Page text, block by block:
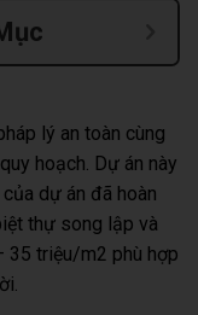
lý an toàn cùng
hoạch. Dự án này
dự án đã hoàn
thự song lập và
35 triệu/m2 phù hợp